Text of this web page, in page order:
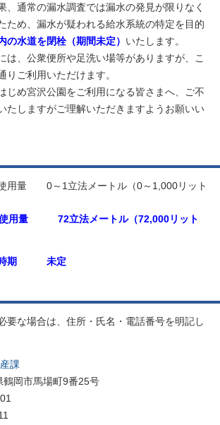
、通常の漏水調査では漏水の発見が限りなく
ため、漏水が疑われる給水系統の特定を目的
の水道を閉栓（期間未定） いたします。
、公衆便所や足洗い場等がありますが、こ
りご利用いただけます。
じめ宮沢公園をご利用になる皆さまへ、ご不
たしますがご理解いただきますようお願いい
用量 0～1立法メートル（0～1,000リット
使用量 72立法メートル（72,000リット
時期 未定
要な場合は、住所・氏名・電話番号を明記し
課
岡市馬場町9番25号